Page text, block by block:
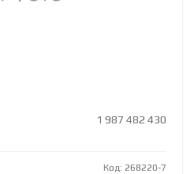
1 987 482 430
Код: 268220-7